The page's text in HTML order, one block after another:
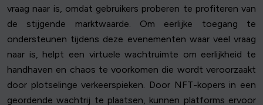
vraag naar is, omdat gebruikers proberen te profiteren van
de stijgende marktwaarde. Om eerlijke toegang te
ondersteunen tijdens deze evenementen waar veel vraag
naar is, helpt een virtuele wachtruimte om eerlijkheid te
handhaven en chaos te voorkomen die wordt veroorzaakt
door plotselinge verkeerspieken. Door NFT-kopers in een
geordende wachtrij te plaatsen, kunnen platforms ervoor